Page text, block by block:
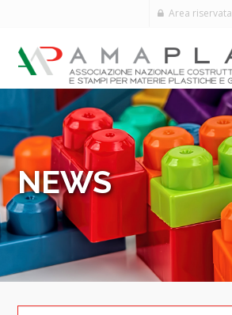
Area riservata
NEWS